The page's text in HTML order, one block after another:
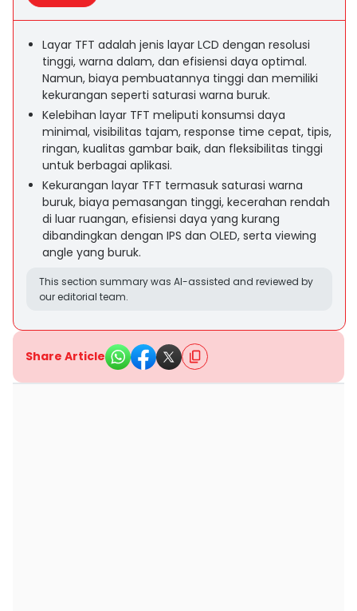
Layar TFT adalah jenis layar LCD dengan resolusi
tinggi, warna dalam, dan efisiensi daya optimal.
Namun, biaya pembuatannya tinggi dan memiliki
kekurangan seperti saturasi warna buruk.
Kelebihan layar TFT meliputi konsumsi daya
minimal, visibilitas tajam, response time cepat, tipis,
ringan, kualitas gambar baik, dan fleksibilitas tinggi
untuk berbagai aplikasi.
Kekurangan layar TFT termasuk saturasi warna
buruk, biaya pemasangan tinggi, kecerahan rendah
di luar ruangan, efisiensi daya yang kurang
dibandingkan dengan IPS dan OLED, serta viewing
angle yang buruk.
This section summary was AI-assisted and reviewed by
our editorial team.
Share Article